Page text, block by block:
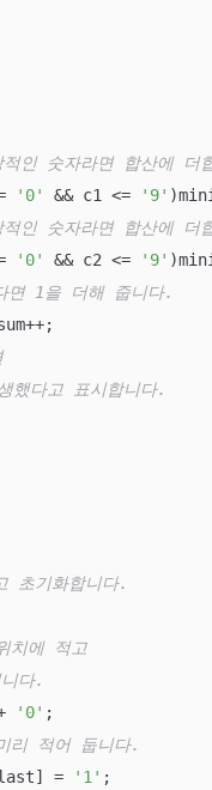
인 숫자라면 합산에 더
'0' && c1 <= '9'
인 숫자라면 합산에 더
'0' && c2 <= '9'
면 1을 더해 줍니다.
다고 표시합니다.
초기화합니다.
치에 적고
다.
'0' ;
리 적어 둡니다.
= '1' ;